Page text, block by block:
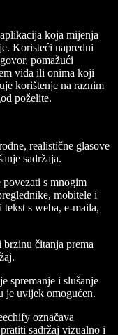
koja mijenja
Koristeći napredni
pomažući
vida ili onima koji
korištenje na raznim
poželite.
realistične glasove
sadržaja.
povezati s mnogim
mobitele i
s weba, e-maila,
čitanja prema
spremanje i slušanje
je uvijek omogućen.
označava
sadržaj vizualno i